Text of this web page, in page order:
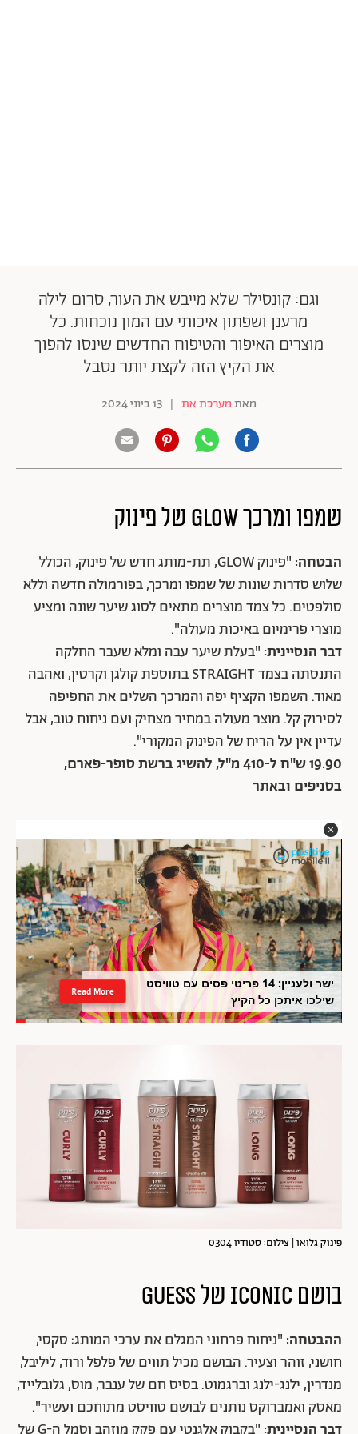
וגם: קונסילר שלא מייבש את העור, סרום לילה
מרענן ושפתון איכותי עם המון נוכחות. כל
מוצרים האיפור והטיפוח החדשים שינסו להפוך
את הקיץ הזה לקצת יותר נסבל
מאתמערכת את | 13 ביוני 2024
שמפו ומרכךGLOW של פינוק
הבטחה:
"פינוק GLOW, תת-מותג חדש של פינוק, הכולל
שלוש סדרות שונות של שמפו ומרכך, בפורמולה חדשה וללא
סולפטים. כל צמד מוצרים מתאים לסוג שיער שונה ומציע
מוצרי פרימיום באיכות מעולה".
דבר הנסיינית: "בעלת שיער עבה ומלא שעבר החלקה
התנסתה בצמד STRAIGHT בתוספת קולגן וקרטין, ואהבה
מאוד. השמפו הקציף יפה והמרכך השלים את החפיפה
לסירוק קל. מוצר מעולה במחיר מצחיק ועם ניחוח טוב, אבל
עדיין אין על הריח של הפינוק המקורי".
19.90 ש"ח ל-410 מ"ל, להשיג ברשת סופר-פארם,
בסניפים ובאתר
ישר ולעניין: 14 פריטי פסים עם טוויסט
שילכו איתכן כל הקיץ
Read More
פינוק גלואו | צילום: סטודיו 0304
בושם ICONIC של GUESS
ההבטחה: "ניחוח פרחוני המגלם את ערכי המותג: סקסי,
חושני, זוהר וצעיר. הבושם מכיל תווים של פלפל ורוד, ליליבל,
מנדרין, ילנג-ילנג וברגמוט. בסיס חם של ענבר, מוס, גלובלייד,
מאסק ואמברוקס נותנים לבושם טוויסט מתוחכם ועשיר".
דבר הנסיינית:
"בקבוק אלגנטי עם פקק מוזהב וסמל ה-G של